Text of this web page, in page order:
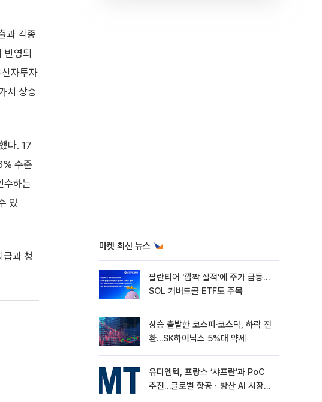
과 각종
반영되
자투자
치 상승
다. 17
수준
수하는
있
과 청
마켓 최신 뉴스
팔란티어 '깜짝 실적'에 주가 급등…
SOL 커버드콜 ETF도 주목
상승 출발한 코스피·코스닥, 하락 전
환…SK하이닉스 5%대 약세
유디엠텍, 프랑스 ‘샤프란’과 PoC
추진…글로벌 항공ㆍ방산 AI 시장